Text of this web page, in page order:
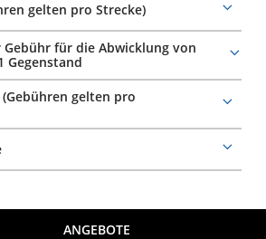
gelten pro Strecke)
More
details
für die Abwicklung von
Gegenstand
More
details
(Gebühren gelten pro
More
details
More
details
ANGEBOTE